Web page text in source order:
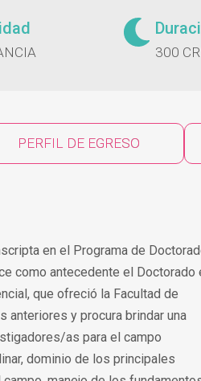
300
PERFIL DE EGRESO
en el Programa de
como antecedente el Doctorado
que ofreció la Facultad de
anteriores y procura brindar una
as para el campo
dominio de los principales